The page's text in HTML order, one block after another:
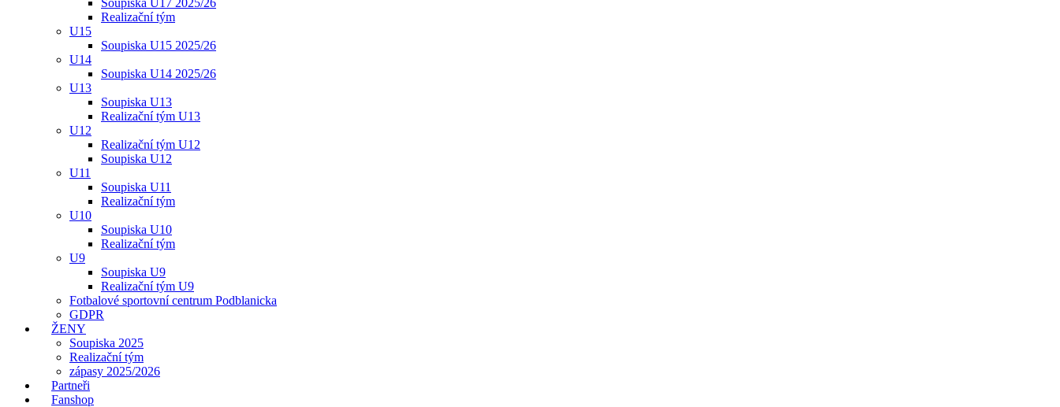
Soupiska U17 2025/26
Realizační tým
U15
Soupiska U15 2025/26
U14
Soupiska U14 2025/26
U13
Soupiska U13
Realizační tým U13
U12
Realizační tým U12
Soupiska U12
U11
Soupiska U11
Realizační tým
U10
Soupiska U10
Realizační tým
U9
Soupiska U9
Realizační tým U9
Fotbalové sportovní centrum Podblanicka
GDPR
ŽENY
Soupiska 2025
Realizační tým
zápasy 2025/2026
Partneři
Fanshop